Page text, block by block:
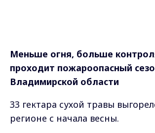
Меньше огня, больше
проходит пожароопасный
Владимирской области
33 гектара сухой травы
регионе с начала весны.